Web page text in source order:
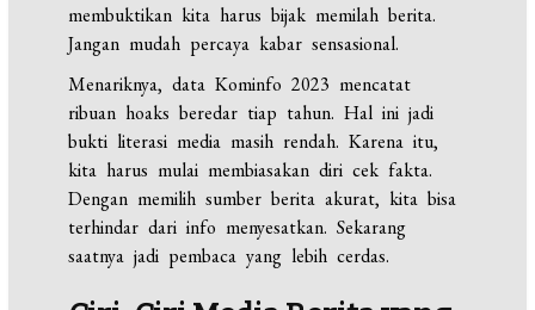
membuktikan kita harus bijak memilah berita.
Jangan mudah percaya kabar sensasional.
Menariknya, data Kominfo 2023 mencatat
ribuan hoaks beredar tiap tahun. Hal ini jadi
bukti literasi media masih rendah. Karena itu,
kita harus mulai membiasakan diri cek fakta.
Dengan memilih sumber berita akurat, kita bisa
terhindar dari info menyesatkan. Sekarang
saatnya jadi pembaca yang lebih cerdas.